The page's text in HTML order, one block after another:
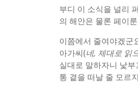
부디 이 소식을 널리
의 해안은 물론 페이
이쯤에서 줄여야겠군
아가씨(네, 제대로 읽
실대로 말하자니 낯
통 곁을 떠날 줄 모르